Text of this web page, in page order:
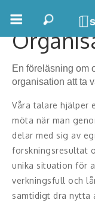
Boka ett möte
Samhällsnytta
Inspiration
Inspirerande
Personlig
Life Stories &
En föreläsning om
organisation att ta
Våra talare hjälper
möta när man
delar med sig av
forskningsresultat
unika situation för
verkningsfull och
samtidigt dra nytta